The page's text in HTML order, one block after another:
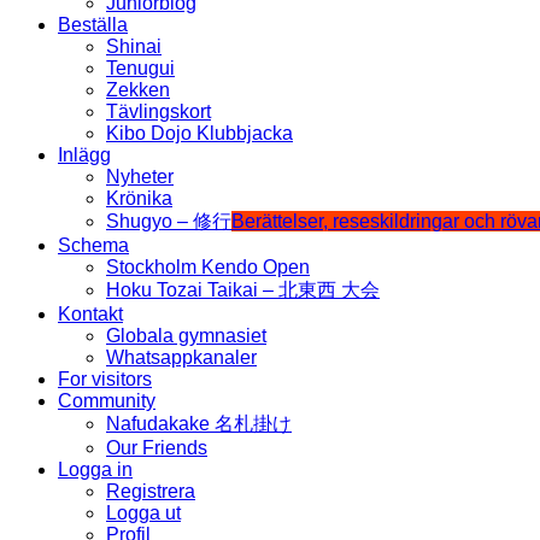
Beställa
Shinai
Tenugui
Zekken
Tävlingskort
Kibo Dojo Klubbjacka
Inlägg
Nyheter
Krönika
Shugyo – 修行Berättelser, reseskildringar och
Schema
Stockholm Kendo Open
Hoku Tozai Taikai – 北東西 大会
Kontakt
Globala gymnasiet
Whatsappkanaler
For visitors
Community
Nafudakake 名札掛け
Our Friends
Logga in
Registrera
Logga ut
Profil